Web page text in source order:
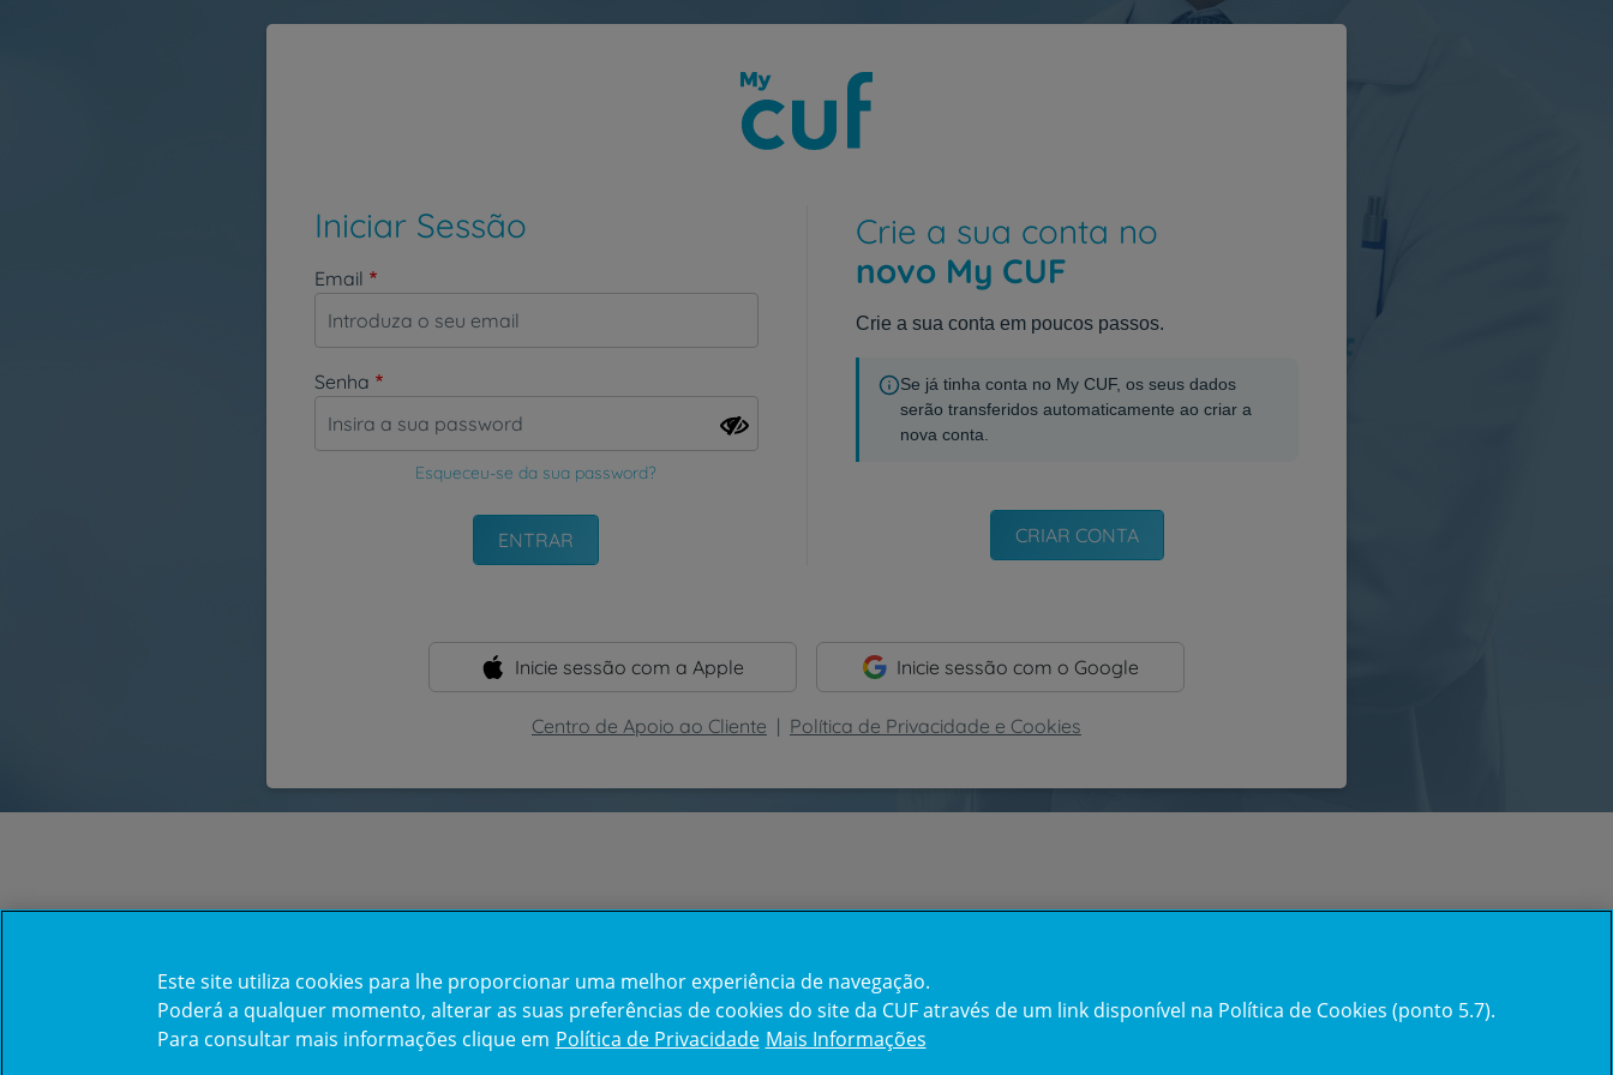
Iniciar Sessão
Email
Senha
Esqueceu-se da sua password?
Crie a sua conta no
novo My CUF
Crie a sua conta em poucos passos.
Se já tinha conta no My CUF, os seus dados
serão transferidos automaticamente ao criar a
nova conta.
CRIAR CONTA
Inicie sessão com a Apple Inicie sessão com o Google
Centro de Apoio ao Cliente | Política de Privacidade e Cookies
Este site utiliza cookies para lhe proporcionar uma melhor experiência de navegação.
Poderá a qualquer momento, alterar as suas preferências de cookies do site da CUF através de um link disponível na Política de Cookies (ponto 5.7).
Para consultar mais informações clique em Política de Privacidade Mais Informações